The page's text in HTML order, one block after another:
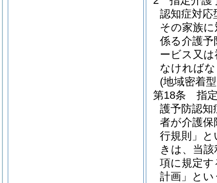
認知症対
その家族
係る介護
ービス又
なければ
(地域密着
第18条
指
護予防認知
者が介護保
行規則」と
きは、当
項に規定
計画」とい